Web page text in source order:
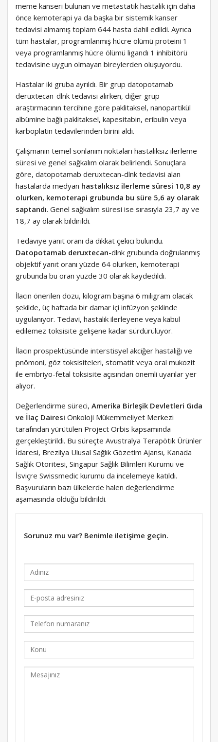
meme kanseri bulunan ve metastatik hastalık için daha
önce kemoterapi ya da başka bir sistemik kanser
tedavisi almamış toplam 644 hasta dahil edildi. Ayrıca
tüm hastalar, programlanmış hücre ölümü proteini 1
veya programlanmış hücre ölümü ligandı 1 inhibitörü
tedavisine uygun olmayan bireylerden oluşuyordu.
Hastalar iki gruba ayrıldı. Bir grup datopotamab
deruxtecan-dlnk tedavisi alırken, diğer grup
araştırmacının tercihine göre paklitaksel, nanopartikül
albümine bağlı paklitaksel, kapesitabin, eribulin veya
karboplatin tedavilerinden birini aldı.
Çalışmanın temel sonlanım noktaları hastalıksız ilerleme
süresi ve genel sağkalım olarak belirlendi. Sonuçlara
göre, datopotamab deruxtecan-dlnk tedavisi alan
hastalarda medyan hastalıksız ilerleme süresi 10,8 ay
olurken, kemoterapi grubunda bu süre 5,6 ay olarak
saptandı. Genel sağkalım süresi ise sırasıyla 23,7 ay ve
18,7 ay olarak bildirildi.
Tedaviye yanıt oranı da dikkat çekici bulundu.
Datopotamab deruxtecan-dlnk grubunda doğrulanmış
objektif yanıt oranı yüzde 64 olurken, kemoterapi
grubunda bu oran yüzde 30 olarak kaydedildi.
İlacın önerilen dozu, kilogram başına 6 miligram olacak
şekilde, üç haftada bir damar içi infüzyon şeklinde
uygulanıyor. Tedavi, hastalık ilerleyene veya kabul
edilemez toksisite gelişene kadar sürdürülüyor.
İlacın prospektüsünde interstisyel akciğer hastalığı ve
pnömoni, göz toksisiteleri, stomatit veya oral mukozit
ile embriyo-fetal toksisite açısından önemli uyarılar yer
alıyor.
Değerlendirme süreci, Amerika Birleşik Devletleri Gıda
ve İlaç Dairesi Onkoloji Mükemmeliyet Merkezi
tarafından yürütülen Project Orbis kapsamında
gerçekleştirildi. Bu süreçte Avustralya Terapötik Ürünler
İdaresi, Brezilya Ulusal Sağlık Gözetim Ajansı, Kanada
Sağlık Otoritesi, Singapur Sağlık Bilimleri Kurumu ve
İsviçre Swissmedic kurumu da incelemeye katıldı.
Başvuruların bazı ülkelerde halen değerlendirme
aşamasında olduğu bildirildi.
Sorunuz mu var? Benimle iletişime geçin.